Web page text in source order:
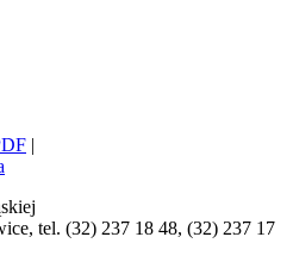
|
tel. (32) 237 18 48, (32) 237 17